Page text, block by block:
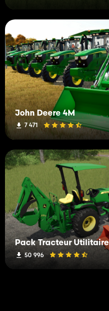
John Deere 4M
7 471
Pack Tracteur Utilitaire
50 996